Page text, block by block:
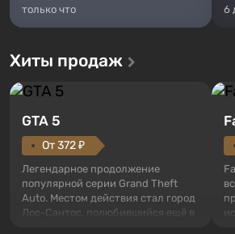
только что 6
Хиты продаж
GTA 5
От 372 ₽
Легендарное продолжение
популярной серии Grand Theft
Auto. Местом действия стал город
Лос-Сантос, полюбившийся ещё в